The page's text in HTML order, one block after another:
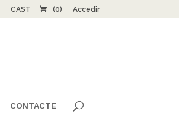
CAST (0) Accedir
CONTACTE